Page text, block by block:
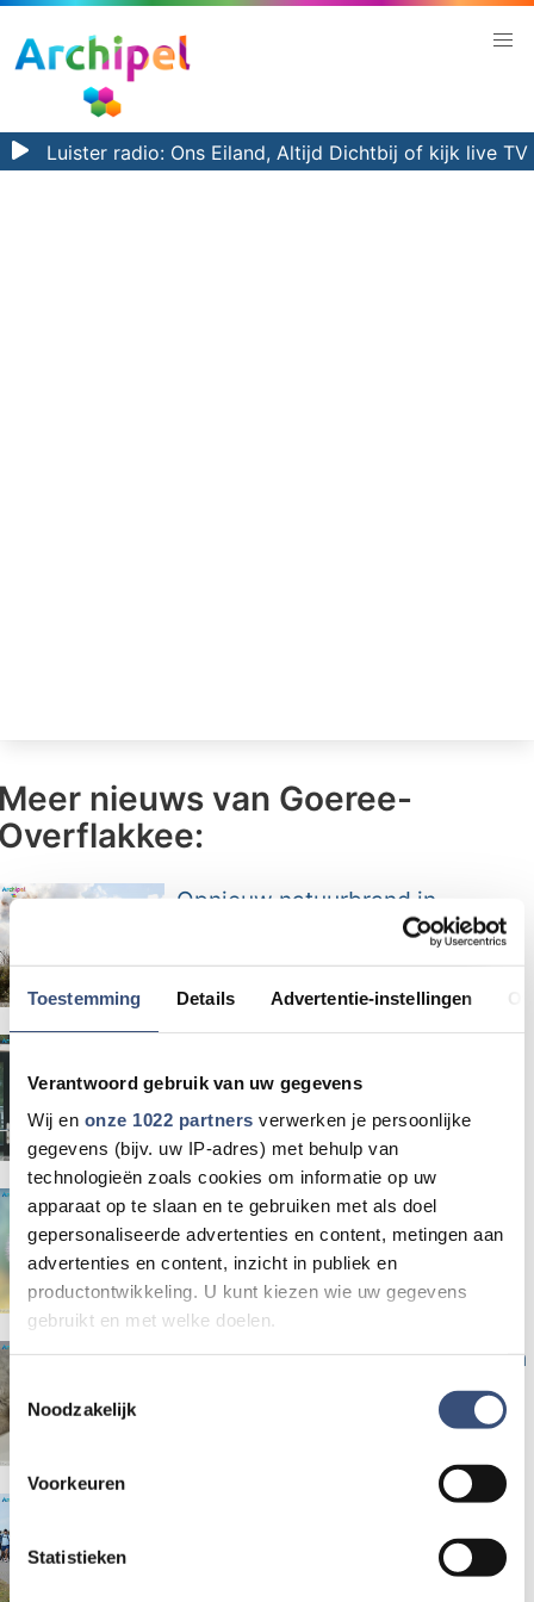
Toestemming Details Advertentie-instellingen
Verantwoord gebruik van uw gegevens
Wij en onze 1022 partners verwerken je persoonlijke
gegevens (bijv. uw IP-adres) met behulp van
technologieën zoals cookies om informatie op uw
apparaat op te slaan en te gebruiken met als doel
gepersonaliseerde advertenties en content, metingen aan
advertenties en content, inzicht in publiek en
productontwikkeling. U kunt kiezen wie uw gegevens
gebruikt en met welke doelen.
Informatie verzamelen over uw geografische locatie,
Uw apparaat identificeren door het actief te scannen
op specifieke eigenschappen (fingerprinting)
verwerkt en stel uw voorkeuren in het
detailgedeelte in.
Noodzakelijk
Voorkeuren
Statistieken
Luister radio: Ons Eiland, Altijd Dichtbij of kijk live TV
nieuws van Goeree-
Opnieuw natuurbrand in
duingebied Ouddorp, inzet
opgeschaald naar GRIP 2
buiten geplaatste AED's
Wat gaat goed en wat kan beter
op de werkvloer?
Een goedbedoelde actie kan een
zeehondenpup zijn moeder
Deelnemers gezocht voor 'Loper
belicht' bij Omloop Radio